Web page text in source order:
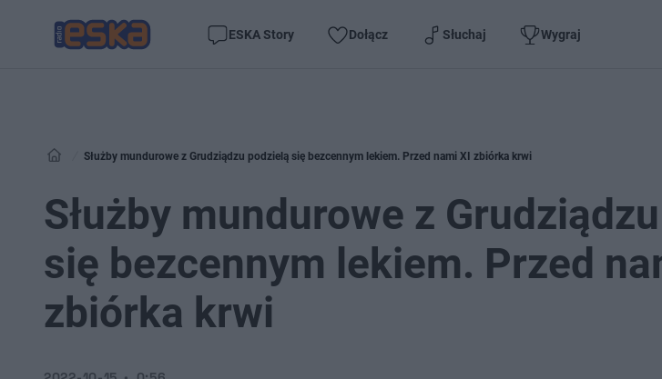
ESKA Story Dołącz Słuchaj Wygraj
Służby mundurowe z Grudziądzu podzielą się bezcennym lekiem. Przed nami XI zbiórka krwi
Służby mundurowe z
się bezcennym lekiem. Przed
zbiórka krwi